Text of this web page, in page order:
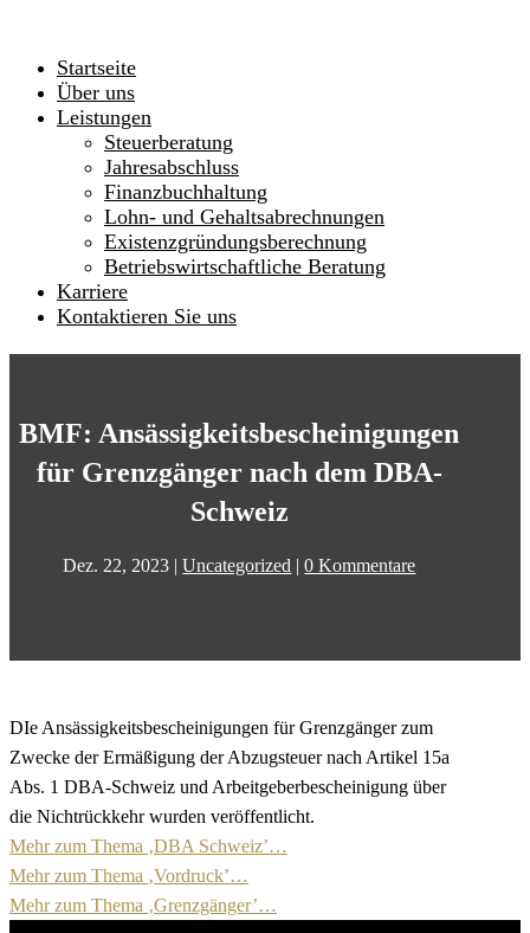
Startseite
Über uns
Leistungen
Steuerberatung
Jahresabschluss
Finanzbuchhaltung
Lohn- und Gehaltsabrechnungen
Existenzgründungsberechnung
Betriebswirtschaftliche Beratung
Karriere
Kontaktieren Sie uns
BMF: Ansässigkeitsbescheinigungen
für Grenzgänger nach dem DBA-
Schweiz
Dez. 22, 2023 |Uncategorized |0 Kommentare
DIe Ansässigkeitsbescheinigungen für Grenzgänger zum
Zwecke der Ermäßigung der Abzugsteuer nach Artikel 15a
Abs. 1 DBA-Schweiz und Arbeitgeberbescheinigung über
die Nichtrückkehr wurden veröffentlicht.
Mehr zum Thema ‚DBA Schweiz’…
Mehr zum Thema ‚Vordruck’…
Mehr zum Thema ‚Grenzgänger’…